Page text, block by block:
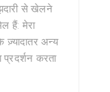
से खेलने
हैं: मेरा
ज़्यादातर अन्य
करता